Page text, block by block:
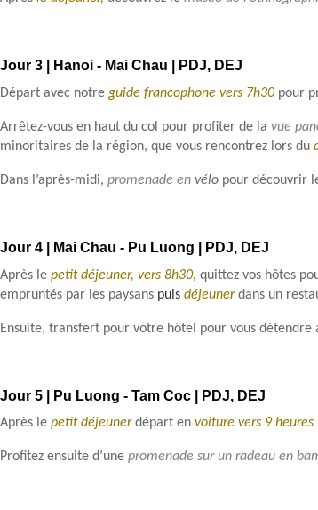
Jour 3 | Hanoi - Mai Chau | PDJ, DEJ
Départ avec notre guide francophone vers 7h30 pour
Arrêtez-vous en haut du col pour profiter de la vue
minoritaires de la région, que vous rencontrez lors du
Dans l’après-midi, promenade en vélo pour découvrir
Jour 4 | Mai Chau - Pu Luong | PDJ, DEJ
Après le petit déjeuner, vers 8h30, quittez vos hôtes
empruntés par les paysans puis déjeuner dans un
Ensuite, transfert pour votre hôtel pour vous
Jour 5 | Pu Luong - Tam Coc | PDJ, DEJ
Après le petit déjeunerdépart en voiture vers 9 heures
Profitez ensuite d’une promenade sur un radeau en